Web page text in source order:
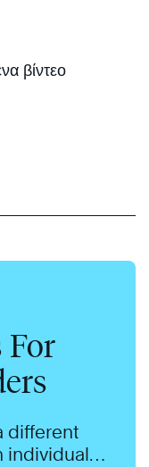
βίντεο
For
different
individual